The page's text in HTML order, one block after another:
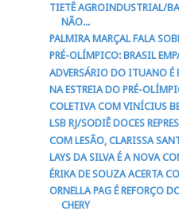
TIETÊ AGROINDUSTRIAL/
NÃO...
PALMIRA MARÇAL FALA
PRÉ-OLÍMPICO: BRASIL
ADVERSÁRIO DO ITUANO
NA ESTREIA DO PRÉ-
COLETIVA COM VINÍCIUS
LSB RJ/SODIÊ DOCES
COM LESÃO, CLARISSA
LAYS DA SILVA É A NOVA
ÉRIKA DE SOUZA ACERTA
ORNELLA PAG É REFORÇO
CHERY